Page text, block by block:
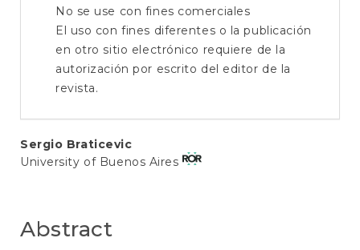
No se use con fines comerciales
El uso con fines diferentes o la publicación
en otro sitio electrónico requiere de la
autorización por escrito del editor de la
revista.
Main
Article
Sergio Braticevic
University of Buenos Aires
Abstract